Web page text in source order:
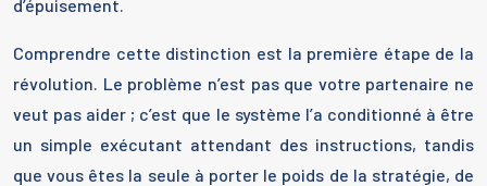
d’épuisement.
Comprendre cette distinction est la première étape de la
révolution. Le problème n’est pas que votre partenaire ne
veut pas aider ; c’est que le système l’a conditionné à être
un simple exécutant attendant des instructions, tandis
que vous êtes la seule à porter le poids de la stratégie, de